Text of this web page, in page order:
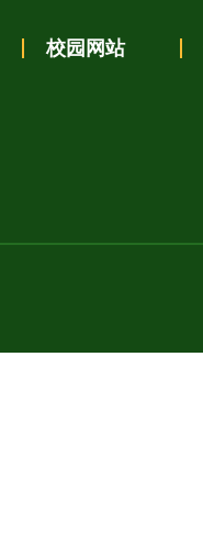
校园网站